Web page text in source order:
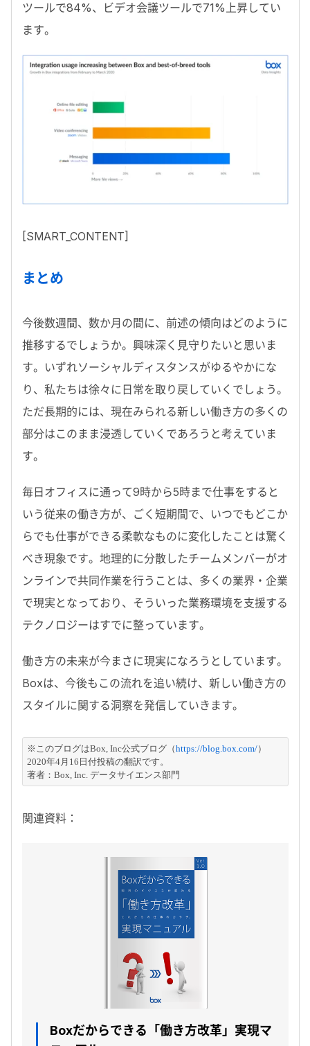
ツールで84%、ビデオ会議ツールで71%上昇してい
ます。
[SMART_CONTENT]
まとめ
今後数週間、数か月の間に、前述の傾向はどのように
推移するでしょうか。興味深く見守りたいと思いま
す。いずれソーシャルディスタンスがゆるやかにな
り、私たちは徐々に日常を取り戻していくでしょう。
ただ長期的には、現在みられる新しい働き方の多くの
部分はこのまま浸透していくであろうと考えていま
す。
毎日オフィスに通って9時から5時まで仕事をすると
いう従来の働き方が、ごく短期間で、いつでもどこか
らでも仕事ができる柔軟なものに変化したことは驚く
べき現象です。地理的に分散したチームメンバーがオ
ンラインで共同作業を行うことは、多くの業界・企業
で現実となっており、そういった業務環境を支援する
テクノロジーはすでに整っています。
働き方の未来が今まさに現実になろうとしています。
Boxは、今後もこの流れを追い続け、新しい働き方の
スタイルに関する洞察を発信していきます。
※このブログはBox, Inc公式ブログ（https://blog.box.com/）
2020年4月16日付投稿の翻訳です。
著者：Box, Inc. データサイエンス部門
関連資料：
Boxだからできる「働き方改革」実現マ